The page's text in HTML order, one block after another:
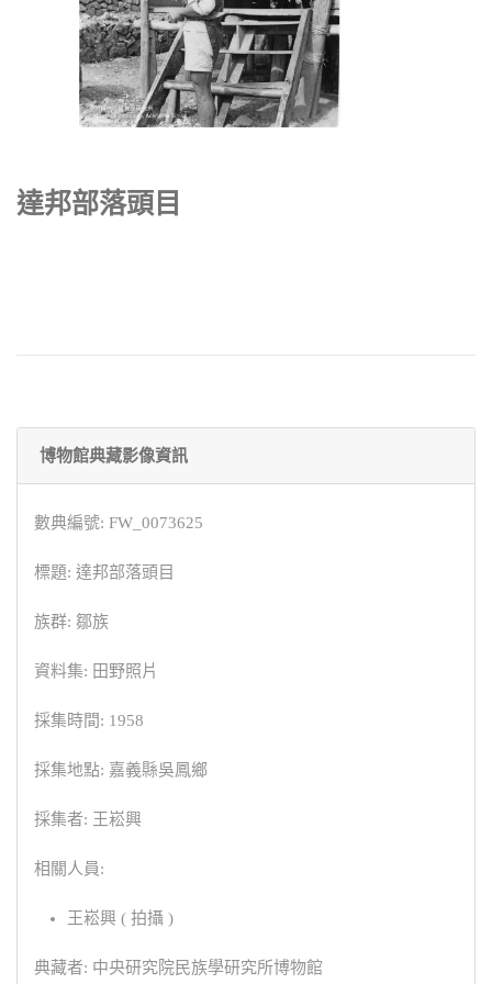
達邦部落頭目
博物館典藏影像資訊
數典編號: FW_0073625
標題: 達邦部落頭目
族群: 鄒族
資料集: 田野照片
採集時間: 1958
採集地點: 嘉義縣吳鳳鄉
採集者: 王崧興
相關人員:
王崧興 ( 拍攝 )
典藏者: 中央研究院民族學研究所博物館